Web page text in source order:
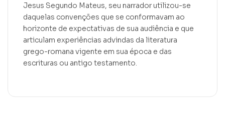
Jesus Segundo Mateus, seu narrador utilizou-se
daquelas convenções que se conformavam ao
horizonte de expectativas de sua audiência e que
articulam experiências advindas da literatura
grego-romana vigente em sua época e das
escrituras ou antigo testamento.